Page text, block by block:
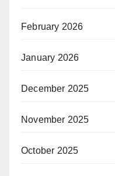
February 2026
January 2026
December 2025
November 2025
October 2025